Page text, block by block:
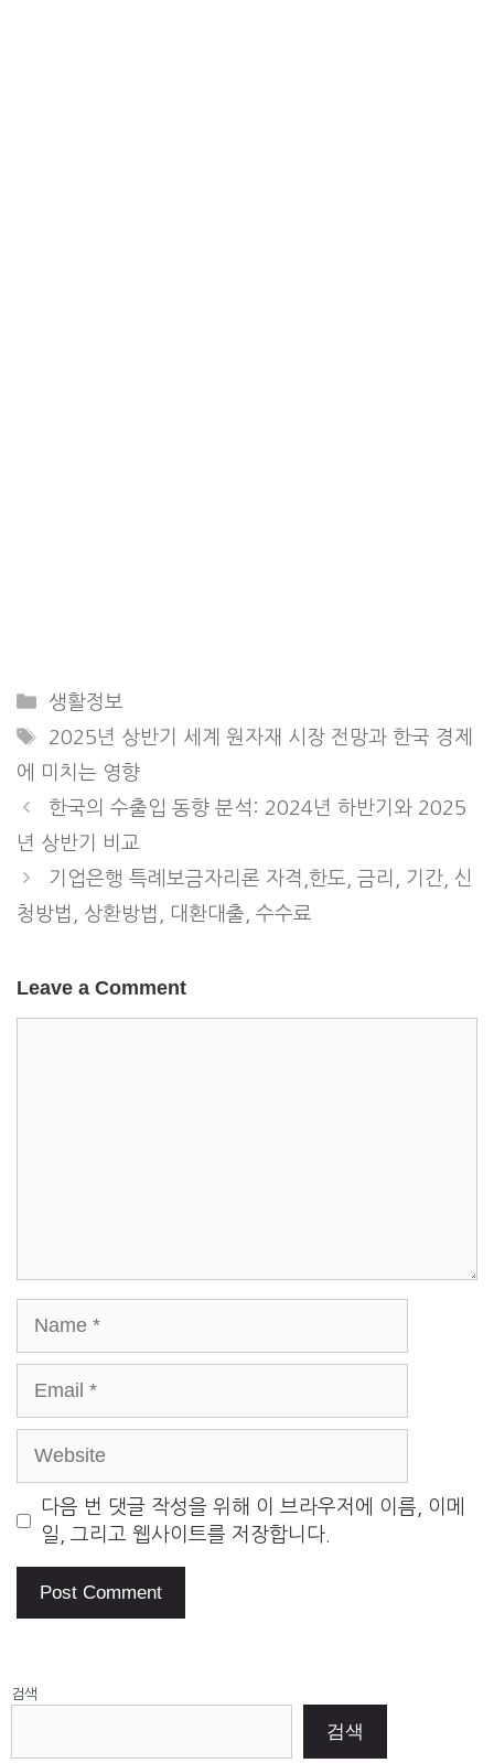
Categories
생활정보
Tags
2025년 상반기 세계 원자재 시장 전망과 한국 경제
에 미치는 영향
한국의 수출입 동향 분석: 2024년 하반기와 2025
년 상반기 비교
기업은행 특례보금자리론 자격,한도, 금리, 기간, 신
청방법, 상환방법, 대환대출, 수수료
Leave a Comment
다음 번 댓글 작성을 위해 이 브라우저에 이름, 이메
일, 그리고 웹사이트를 저장합니다.
검색
검색